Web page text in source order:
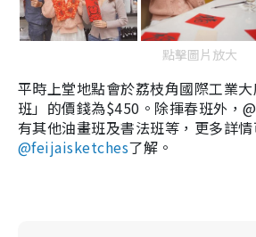
點擊圖片放大
平時上堂地點會於荔枝角國際工業
班」的價錢為$450。除揮春班外，@
有其他油畫班及書法班等， 更多詳
@feijaisketches了解。